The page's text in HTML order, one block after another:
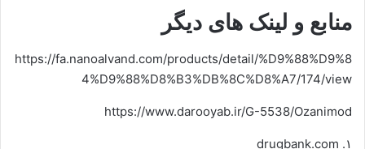
منابع و لینک های دیگر
https://fa.nanoalvand.com/products/detail/%D9%88%D9%8
4%D9%88%D8%B3%DB%8C%D8%A7/174/view
https://www.darooyab.ir/G-5538/Ozanimod
۱. drugbank.com